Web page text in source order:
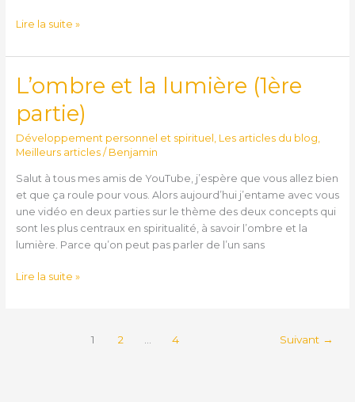
Lire la suite »
L’ombre et la lumière (1ère
partie)
Développement personnel et spirituel , Les articles du blog,
Meilleurs articles/ Benjamin
Salut à tous mes amis de YouTube, j’espère que vous allez bien
et que ça roule pour vous. Alors aujourd’hui j’entame avec vous
une vidéo en deux parties sur le thème des deux concepts qui
sont les plus centraux en spiritualité, à savoir l’ombre et la
lumière. Parce qu’on peut pas parler de l’un sans
L’ombre
et
la
(1ère
Lire la suite »
1 2 4 Suivant →